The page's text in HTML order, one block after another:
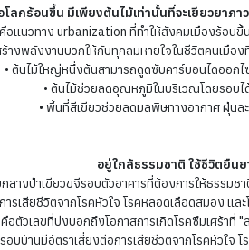
โลกร้อนขึ้น มีเพียงต้นไม้เท่านั้นที่จะเยียวยาภ
แนวทาง urbanization ที่ทำให้สังคมเมืองร้อน
างพลังงานบวกให้กับทุกลมหายใจในชีวิตคนเมือง
ต้นไม้ใหญ่หนึ่งต้นสามารถดูดซับคาร์บอนไดออกไ
• ต้นไม้ช่วยลดอุณหภูมิในบริเวณโดยรอบไ
• พื้นที่สีเขียวช่วยลดมลพิษทางอากาศ ฝุ่นล
อยู่ใกล้ธรรมชาติ ใช้ชีวิตยืนย
างป่าเขียวขจีรอบตัวอาคารที่ต้องการให้ธรรม
เสียชีวิตจากโรคหัวใจ โรคหลอดเลือดสมอง แล
ตัวเลขที่บ่งบอกถึงโอกาสการเกิดโรคซึมเศร้าที่
บ้านมีอัตราเสี่ยงต่อการเสียชีวิตจากโรคหัวใจ